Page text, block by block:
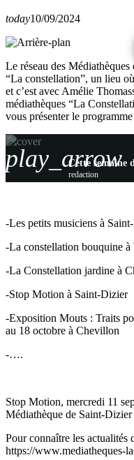
today10/09/2024
Le réseau des
“La constellation”, un lieu
et c’est avec Amélie
médiathèques “La
vous présenter le
play_arrow
redaction
-Les petits musiciens à
-La constellation bouquine à
-La Constellation jardine à
-Stop Motion à Saint-Dizier
-Exposition Mouts : Traits
au 18 octobre à Chevillon
-….
Stop Motion, mercredi 11
Médiathèque de Saint-Dizier
Pour connaître les actualités
https://www.mediatheques-